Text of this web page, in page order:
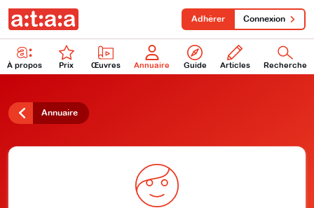
À propos Prix Œuvres Annuaire Guide Articles Recherche
Adhérer Connexion
Annuaire